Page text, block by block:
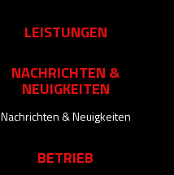
LEISTUNGEN
NACHRICHTEN &
NEUIGKEITEN
Nachrichten & Neuigkeiten
BETRIEB